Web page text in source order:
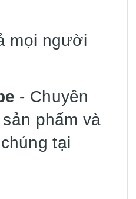
mọi người
- Chuyên
phẩm và
tại